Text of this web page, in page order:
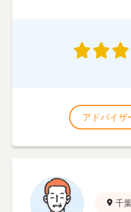
アドバイザ
千